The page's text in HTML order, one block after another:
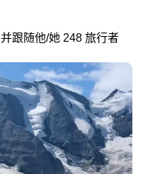
并跟随他/她 248 旅行者